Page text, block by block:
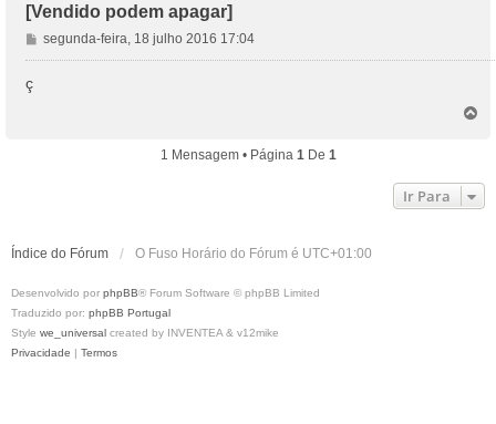
[Vendido podem apagar]
M
e
segunda-feira, 18 julho 2016 17:04
ç
1 Mensagem • Página 1 De 1
Ir Para
Índice do Fórum O Fuso Horário do Fórum é UTC+01:00
Desenvolvido por phpBB® Forum Software © phpBB Limited
Traduzido por: phpBB Portugal
Style we_universal created by INVENTEA & v12mike
Privacidade | Termos